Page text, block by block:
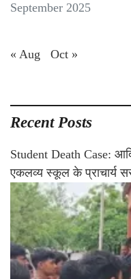
September 2025
« Aug Oct »
Recent Posts
Student Death Case:
एकलव्य स्कूल के प्राचार्य